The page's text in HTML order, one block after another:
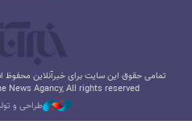
تمامی حقوق این سایت برای خبرآنلاین محفوظ
News Agancy, All rights reserved
طراحی و